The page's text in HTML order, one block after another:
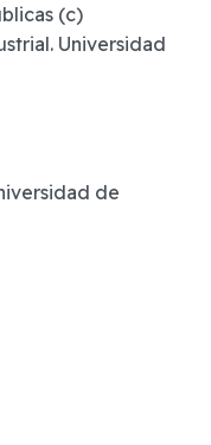
(c)
Universidad
de